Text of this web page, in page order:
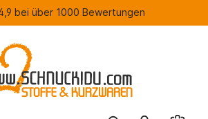
bei über 1000 Bewertungen